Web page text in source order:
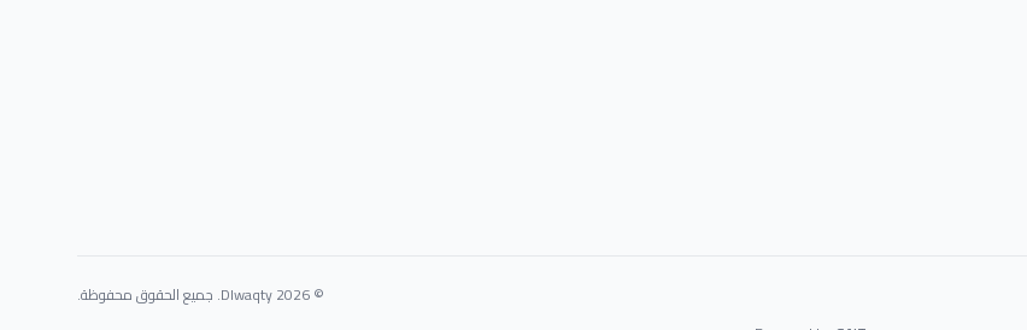
© 2026 Dlwaqty. جميع الحقوق محفوظة.